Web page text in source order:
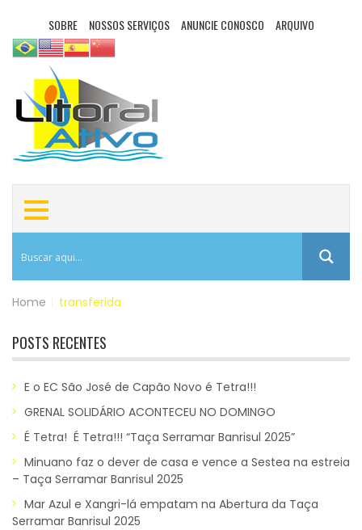
SOBRE NOSSOS SERVIÇOS ANUNCIE CONOSCO ARQUIVO
Home transferida
POSTS RECENTES
E o EC São José de Capão Novo é Tetra!!!
GRENAL SOLIDÁRIO ACONTECEU NO DOMINGO
É Tetra! É Tetra!!! “Taça Serramar Banrisul 2025”
Minuano faz o dever de casa e vence a Sestea na estreia
– Taça Serramar Banrisul 2025
Mar Azul e Xangri-lá empatam na Abertura da Taça
Serramar Banrisul 2025